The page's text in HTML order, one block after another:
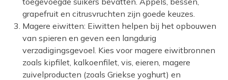
grapefruit en citrusvruchten zijn goede keuzes.
Magere eiwitten: Eiwitten helpen bij het opbouwen
van spieren en geven een langdurig
verzadigingsgevoel. Kies voor magere eiwitbronnen
zoals kipfilet, kalkoenfilet, vis, eieren, magere
zuivelproducten (zoals Griekse yoghurt) en